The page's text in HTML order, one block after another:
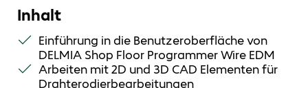
Inhalt
Einführung in die Benutzeroberfläche von
DELMIA Shop Floor Programmer Wire EDM
Arbeiten mit 2D und 3D CAD Elementen für
Drahterodierbearbeitungen